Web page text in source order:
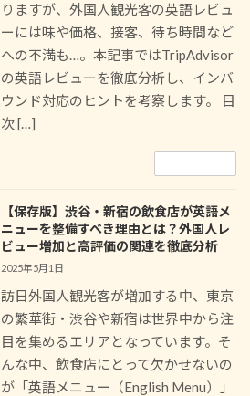
りますが、外国人観光客の英語レビュ
ーには味や価格、接客、待ち時間など
への不満も…。本記事ではTripAdvisor
の英語レビューを徹底分析し、インバ
ウンド対応のヒントを考察します。 目
次 […]
【保存版】渋谷・新宿の飲食店が英語メ
ニューを整備すべき理由とは？外国人レ
ビュー増加と高評価の関連を徹底分析
2025年5月1日
訪日外国人観光客が増加する中、東京
の繁華街・渋谷や新宿は世界中から注
目を集めるエリアとなっています。そ
んな中、飲食店にとって欠かせないの
が「英語メニュー（English Menu）」